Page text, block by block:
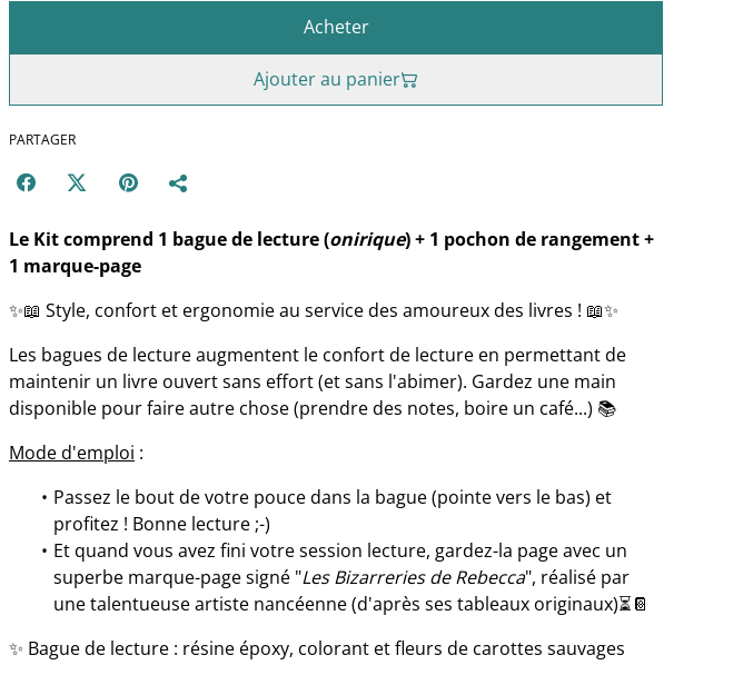
Acheter
Ajouter au panier
PARTAGER
Le Kit comprend 1 bague de lecture (onirique) + 1 pochon de rangement +
1 marque-page
✨📖 Style, confort et ergonomie au service des amoureux des livres ! 📖✨
Les bagues de lecture augmentent le confort de lecture en permettant de
maintenir un livre ouvert sans effort (et sans l'abimer). Gardez une main
disponible pour faire autre chose (prendre des notes, boire un café...) 📚
Mode d'emploi :
Passez le bout de votre pouce dans la bague (pointe vers le bas) et
profitez ! Bonne lecture ;-)
Et quand vous avez fini votre session lecture, gardez-la page avec un
superbe marque-page signé "Les Bizarreries de Rebecca", réalisé par
une talentueuse artiste nancéenne (d'après ses tableaux originaux)⏳📔
✨ Bague de lecture : résine époxy, colorant et fleurs de carottes sauvages